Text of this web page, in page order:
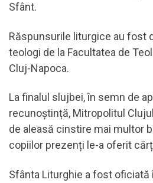
Sfânt.
Răspunsurile liturgice au fost
teologi de la Facultatea de
Cluj-Napoca.
La finalul slujbei, în semn de
recunoștință, Mitropolitul
de aleasă cinstire mai multor
copiilor prezenți le-a oferit
Sfânta Liturghie a fost oficiată